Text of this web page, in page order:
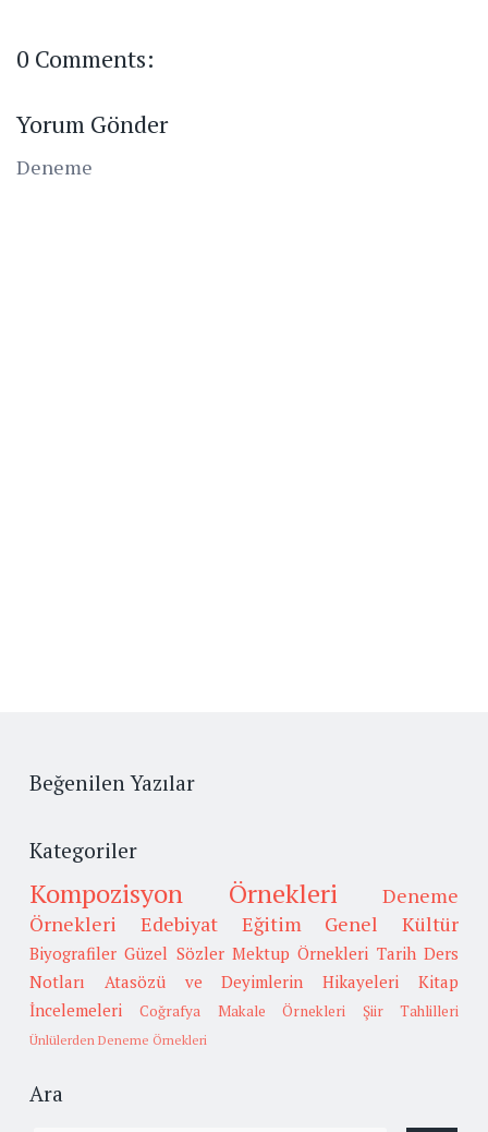
0 Comments:
Yorum Gönder
Deneme
Beğenilen Yazılar
Kategoriler
Kompozisyon Örnekleri
Deneme
Örnekleri
Edebiyat Eğitim Genel Kültür
Biyografiler Güzel Sözler Mektup Örnekleri Tarih Ders
Notları
Atasözü ve Deyimlerin Hikayeleri
Kitap
İncelemeleri
Coğrafya Makale Örnekleri Şiir Tahlilleri
Ünlülerden Deneme Örnekleri
Ara